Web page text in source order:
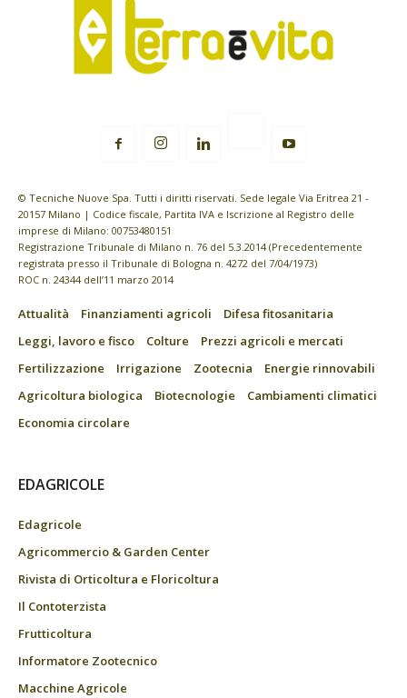
© Tecniche Nuove Spa. Tutti i diritti riservati. Sede legale Via Eritrea 21 -
20157 Milano | Codice fiscale, Partita IVA e Iscrizione al Registro delle
imprese di Milano: 00753480151
Registrazione Tribunale di Milano n. 76 del 5.3.2014 (Precedentemente
registrata presso il Tribunale di Bologna n. 4272 del 7/04/1973)
ROC n. 24344 dell’11 marzo 2014
Attualità Finanziamenti agricoli
Difesa fitosanitaria
Leggi, lavoro e fisco
Colture
Prezzi agricoli e mercati
Fertilizzazione
Irrigazione Zootecnia
Energie rinnovabili
Agricoltura biologica
Biotecnologie
Cambiamenti climatici
Economia circolare
EDAGRICOLE
Edagricole
Agricommercio & Garden Center
Rivista di Orticoltura e Floricoltura
Il Contoterzista
Frutticoltura
Informatore Zootecnico
Macchine Agricole